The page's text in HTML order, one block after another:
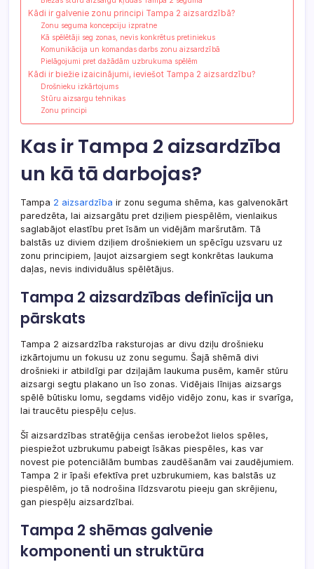
Kādi ir galvenie zonu principi Tampa 2 aizsardzībā?
Zonu seguma koncepciju izpratne
Kā spēlētāji seg zonas, nevis konkrētus pretiniekus
Komunikācija un komandas darbs zonu aizsardzībā
Pielāgojumi pret dažādām uzbrukuma spēlēm
Kādi ir biežie izaicinājumi, ieviešot Tampa 2 aizsardzību?
Drošnieku izkārtojums
Stūru aizsargu tehnikas
Zonu principi
Kas ir Tampa 2 aizsardzība
un kā tā darbojas?
Tampa 2 aizsardzība ir zonu seguma shēma, kas galvenokārt
paredzēta, lai aizsargātu pret dziļiem piespēlēm, vienlaikus
saglabājot elastību pret īsām un vidējām maršrutām. Tā
balstās uz diviem dziļiem drošniekiem un spēcīgu uzsvaru uz
zonu principiem, ļaujot aizsargiem segt konkrētas laukuma
daļas, nevis individuālus spēlētājus.
Tampa 2 aizsardzības definīcija un
pārskats
Tampa 2 aizsardzība raksturojas ar divu dziļu drošnieku
izkārtojumu un fokusu uz zonu segumu. Šajā shēmā divi
drošnieki ir atbildīgi par dziļajām laukuma pusēm, kamēr stūru
aizsargi segtu plakano un īso zonas. Vidējais līnijas aizsargs
spēlē būtisku lomu, segdams vidējo vidējo zonu, kas ir svarīga,
lai traucētu piespēļu ceļus.
Šī aizsardzības stratēģija cenšas ierobežot lielos spēles,
piespiežot uzbrukumu pabeigt īsākas piespēles, kas var
novest pie potenciālām bumbas zaudēšanām vai zaudējumiem.
Tampa 2 ir īpaši efektīva pret uzbrukumiem, kas balstās uz
piespēlēm, jo tā nodrošina līdzsvarotu pieeju gan skrējienu,
gan piespēļu aizsardzībai.
Tampa 2 shēmas galvenie
komponenti un struktūra